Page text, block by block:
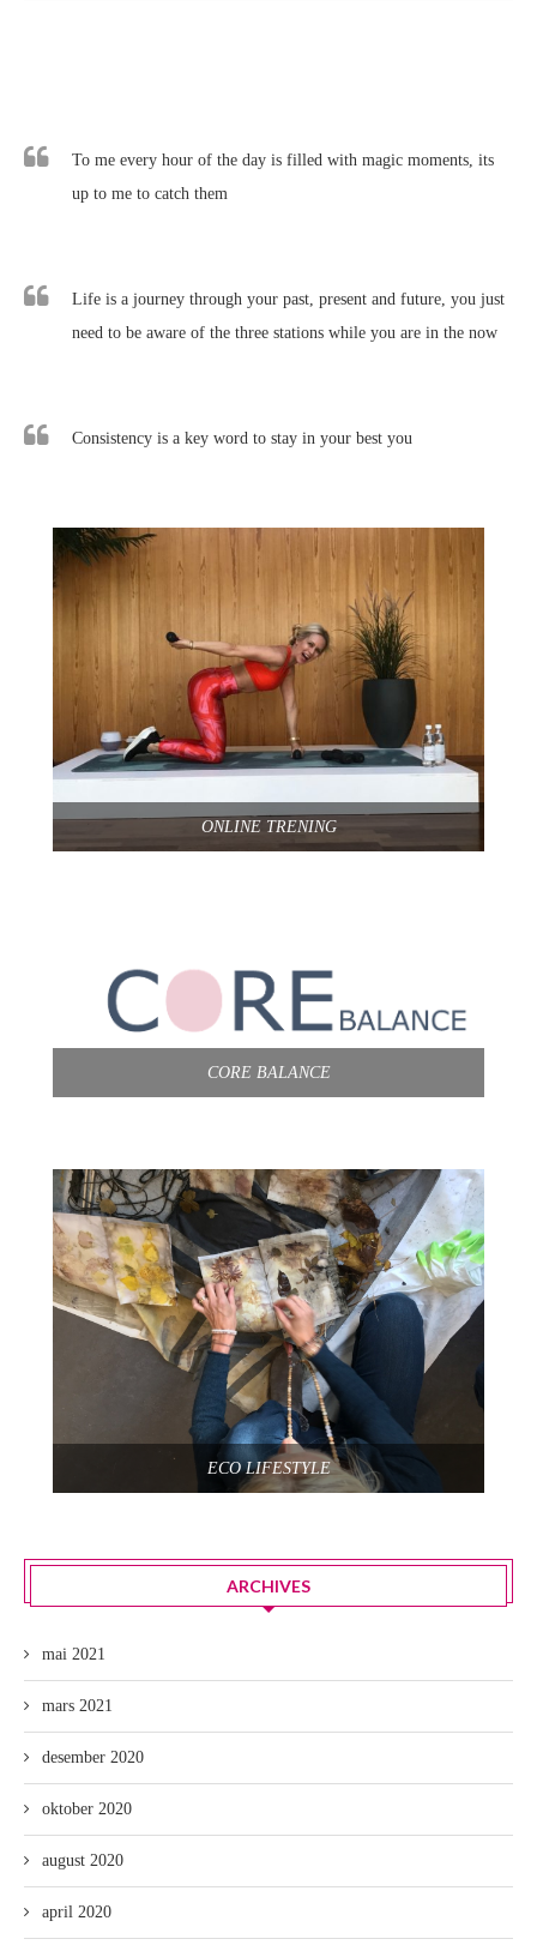
To me every hour of the day is filled with magic moments, its
up to me to catch them
Life is a journey through your past, present and future, you just
need to be aware of the three stations while you are in the now
Consistency is a key word to stay in your best you
ONLINE TRENING
CORE BALANCE
ECO LIFESTYLE
ARCHIVES
mai 2021
mars 2021
desember 2020
oktober 2020
august 2020
april 2020